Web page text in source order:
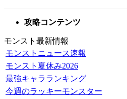
攻略コンテンツ
モンスト最新情報
モンストニュース速報
モンスト夏休み2026
最強キャラランキング
今週のラッキーモンスター